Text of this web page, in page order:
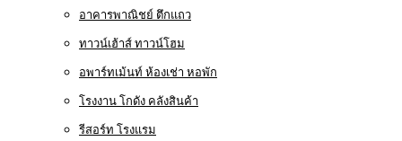
อาคารพาณิชย์ ตึกแถว
ทาวน์เฮ้าส์ ทาวน์โฮม
อพาร์ทเม้นท์ ห้องเช่า หอพัก
โรงงาน โกดัง คลังสินค้า
รีสอร์ท โรงแรม